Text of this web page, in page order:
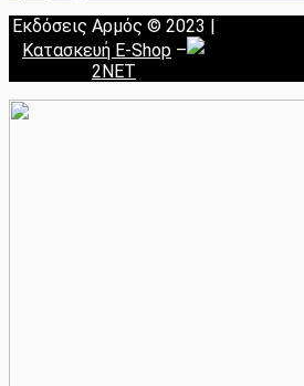
Εκδόσεις Αρμός © 2023 |
Κατασκευή E-Shop –
2NET